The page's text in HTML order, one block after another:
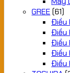
GREE (61)
Điều
Điều
Điều
Điều
Điều